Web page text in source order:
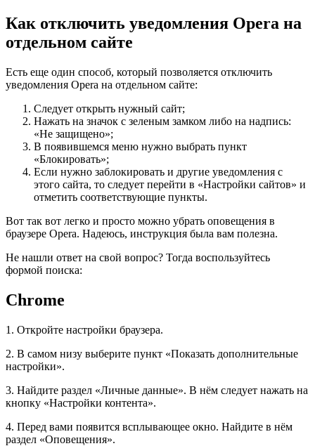
Как отключить уведомления Opera на
отдельном сайте
Есть еще один способ, который позволяется отключить
уведомления Opera на отдельном сайте:
Следует открыть нужный сайт;
Нажать на значок с зеленым замком либо на надпись:
«Не защищено»;
В появившемся меню нужно выбрать пункт
«Блокировать»;
Если нужно заблокировать и другие уведомления с
этого сайта, то следует перейти в «Настройки сайтов» и
отметить соответствующие пункты.
Вот так вот легко и просто можно убрать оповещения в
браузере Opera. Надеюсь, инструкция была вам полезна.
Не нашли ответ на свой вопрос? Тогда воспользуйтесь
формой поиска:
Chrome
1. Откройте настройки браузера.
2. В самом низу выберите пункт «Показать дополнительные
настройки».
3. Найдите раздел «Личные данные». В нём следует нажать на
кнопку «Настройки контента».
4. Перед вами появится всплывающее окно. Найдите в нём
раздел «Оповещения».